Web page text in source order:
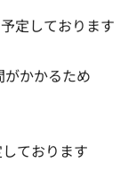
定しております
かかるため
ております